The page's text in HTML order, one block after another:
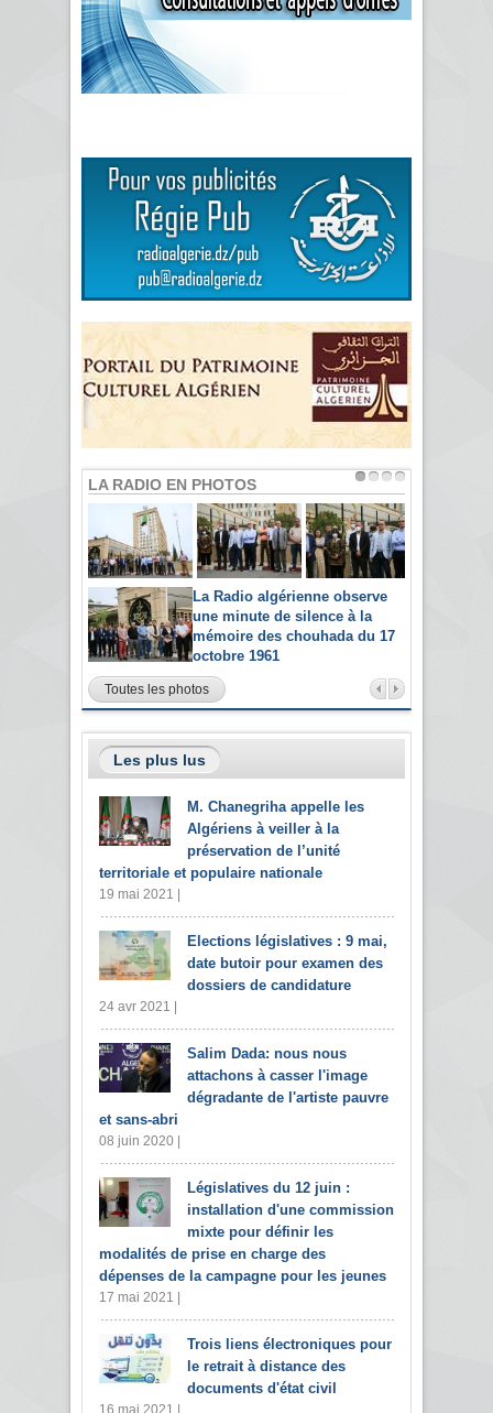
LA RADIO EN PHOTOS
La Radio algérienne observe
une minute de silence à la
mémoire des chouhada du 17
octobre 1961
Toutes les photos
Les plus lus
M. Chanegriha appelle les
Algériens à veiller à la
préservation de l’unité
territoriale et populaire nationale
19 mai 2021 |
Elections législatives : 9 mai,
date butoir pour examen des
dossiers de candidature
24 avr 2021 |
Salim Dada: nous nous
attachons à casser l'image
dégradante de l'artiste pauvre
et sans-abri
08 juin 2020 |
Législatives du 12 juin :
installation d'une commission
mixte pour définir les
modalités de prise en charge des
dépenses de la campagne pour les jeunes
17 mai 2021 |
Trois liens électroniques pour
le retrait à distance des
documents d'état civil
16 mai 2021 |